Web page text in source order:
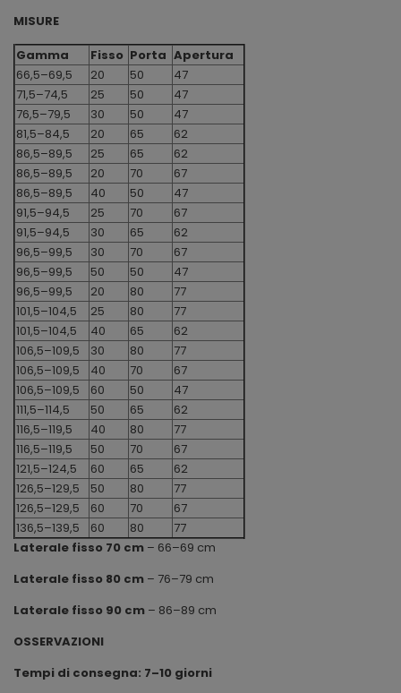
MISURE
Gamma
Fisso Porta Apertura
66,5–69,5
20 50
47
71,5–74,5
25 50
47
76,5–79,5
30 50
47
81,5–84,5
20 65
62
86,5–89,5
25 65
62
86,5–89,5
20 70
67
86,5–89,5
40 50
47
91,5–94,5
25 70
67
91,5–94,5
30 65
62
96,5–99,5
30 70
67
96,5–99,5
50 50
47
96,5–99,5
20 80
77
101,5–104,5
25 80
77
101,5–104,5
40 65
62
106,5–109,5
30 80
77
106,5–109,5
40 70
67
106,5–109,5
60 50
47
111,5–114,5
50 65
62
116,5–119,5
40 80
77
116,5–119,5
50 70
67
121,5–124,5
60 65
62
126,5–129,5
50 80
77
126,5–129,5
60 70
67
136,5–139,5
60 80
77
Laterale fisso 70 cm – 66–69 cm
Laterale fisso 80 cm – 76–79 cm
Laterale fisso 90 cm – 86–89 cm
OSSERVAZIONI
Tempi di consegna: 7–10 giorni